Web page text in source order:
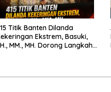
Titik Banten Dilanda
Ekstrem, Basuki,
MM., MH. Dorong Langkah